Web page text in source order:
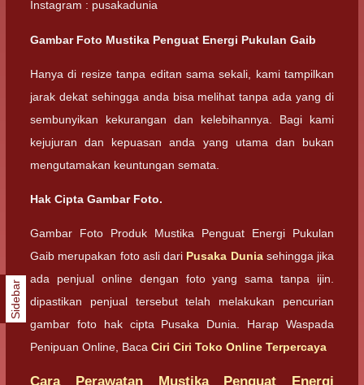
Instagram : pusakadunia
Gambar Foto Mustika Penguat Energi Pukulan Gaib
Hanya di resize tanpa editan sama sekali, kami tampilkan
jarak dekat sehingga anda bisa melihat tanpa ada yang di
sembunyikan kekurangan dan kelebihannya. Bagi kami
kejujuran dan kepuasan anda yang utama dan bukan
mengutamakan keuntungan semata.
Hak Cipta Gambar Foto.
Gambar Foto Produk Mustika Penguat Energi Pukulan
Gaib merupakan foto asli dari Pusaka Duniasehingga jika
ada penjual online dengan foto yang sama tanpa ijin.
dipastikan penjual tersebut telah melakukan pencurian
gambar foto hak cipta Pusaka Dunia. Harap Waspada
Penipuan Online, Baca Ciri Ciri Toko Online Terpercaya
Cara Perawatan Mustika Penguat Energi
Sidebar